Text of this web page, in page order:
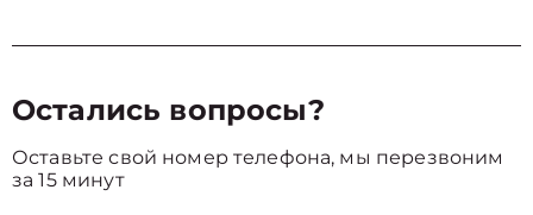
Остались вопросы?
Оставьте свой номер телефона, мы перезвоним
за 15 минут